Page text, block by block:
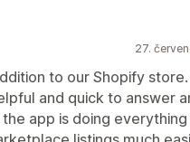
27.
to our Shopify
and quick to answer
app is doing